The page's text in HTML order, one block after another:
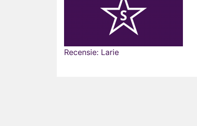
Recensie: Larie